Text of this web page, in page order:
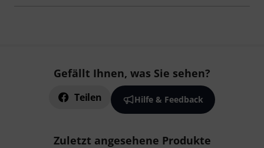
Gefällt Ihnen, was Sie sehen?
Teilen Hilfe & Feedback
Zuletzt angesehene Produkte